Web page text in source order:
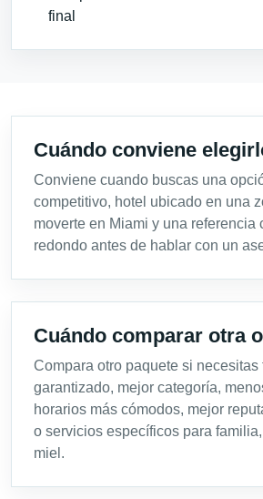
final
Cuándo conviene
Conviene cuando buscas una
competitivo, hotel ubicado en una
moverte en Miami y una referencia
redondo antes de hablar con un
Cuándo comparar otra
Compara otro paquete si
garantizado, mejor categoría,
horarios más cómodos, mejor
o servicios específicos para
miel.